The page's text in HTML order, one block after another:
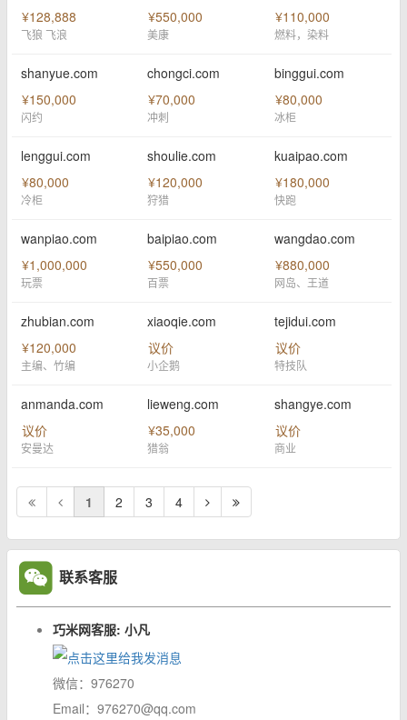
¥128,888
飞狼 飞浪
¥550,000
美康
¥110,000
燃料，染料
shanyue.com
¥150,000
闪约
chongci.com
¥70,000
冲刺
binggui.com
¥80,000
冰柜
lenggui.com
¥80,000
冷柜
shoulie.com
¥120,000
狩猎
kuaipao.com
¥180,000
快跑
wanpiao.com
¥1,000,000
玩票
baipiao.com
¥550,000
百票
wangdao.com
¥880,000
网岛、王道
zhubian.com
¥120,000
主编、竹编
xiaoqie.com
议价
小企鹅
tejidui.com
议价
特技队
anmanda.com
议价
安曼达
lieweng.com
¥35,000
猎翁
shangye.com
议价
商业
1 2 3 4
联系客服
巧米网客服: 小凡
微信：976270
Email：976270@qq.com